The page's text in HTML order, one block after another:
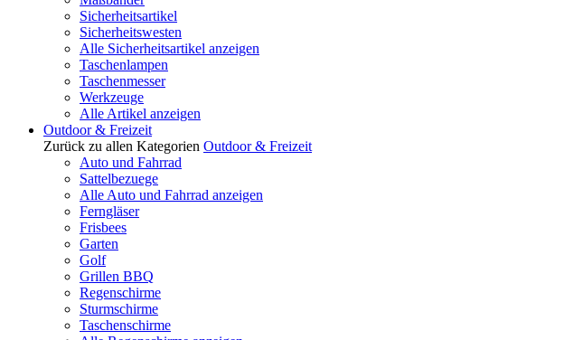
Sicherheitsartikel
Sicherheitswesten
Alle Sicherheitsartikel anzeigen
Taschenlampen
Taschenmesser
Werkzeuge
Alle Artikel anzeigen
Outdoor & Freizeit
Zurück zu allen Kategorien Outdoor & Freizeit
Auto und Fahrrad
Sattelbezuege
Alle Auto und Fahrrad anzeigen
Ferngläser
Frisbees
Garten
Golf
Grillen BBQ
Regenschirme
Sturmschirme
Taschenschirme